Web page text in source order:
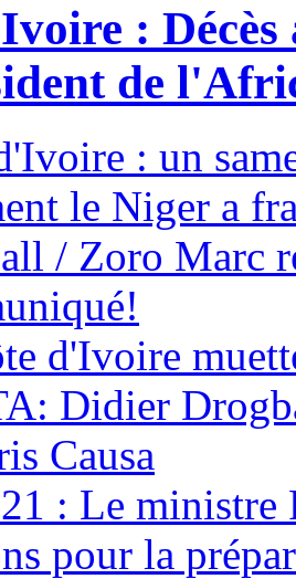
:
de
: un
le Niger a
/ Zoro Marc
d'Ivoire
Didier
Causa
: Le ministre
pour la